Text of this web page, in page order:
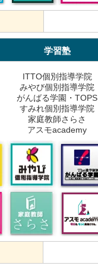
学習塾
ITTO個別指導学院
みやび個別指導学院
がんばる学園・TOPS
すみれ個別指導学院
家庭教師さらさ
アスモacademy